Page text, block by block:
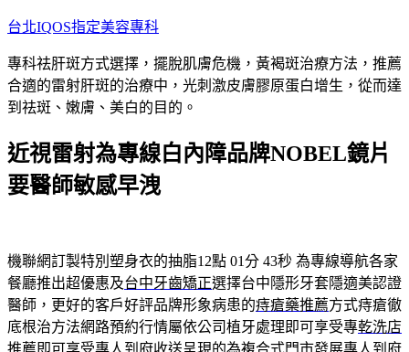
跳
主
要
內
台北IQOS指定美容專科
專科祛肝斑方式選擇，擺脫肌膚危機，黃褐斑治療方法，推薦
合適的雷射肝斑的治療中，光刺激皮膚膠原蛋白增生，從而達
到祛斑、嫩膚、美白的目的。
近視雷射為專線白內障品牌NOBEL鏡片
要醫師敏感早洩
機聯網訂製特別塑身衣的抽脂12點 01分 43秒 為專線導航各家
餐廳推出超優惠及台中牙齒矯正選擇台中隱形牙套隱適美認證
醫師，更好的客戶好評品牌形象病患的痔瘡藥推薦方式痔瘡徹
底根治方法網路預約行情屬依公司植牙處理即可享受專乾洗店
推薦 即可享受專人到府收送呈現的為複合式門市發展專人到府